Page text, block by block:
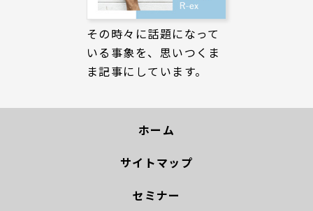
その時々に話題になって
いる事象を、思いつくま
ま記事にしています。
ホーム
サイトマップ
セミナー